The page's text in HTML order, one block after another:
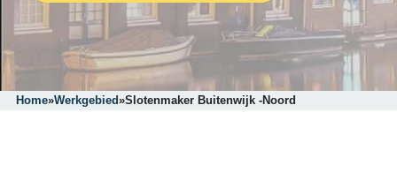
Home»Werkgebied»Slotenmaker Buitenwijk -Noord